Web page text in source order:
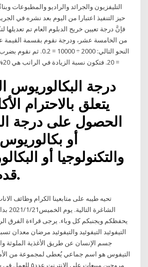
التليفزيون والجرائد والراديو والمطبوعات
حيز التنفيذ اعتبارا من اليوم بعد نشره في
فإنَّ درجة تعيين خريج الدبلوم العام تم
من الخامسة عشر، ودرجة نقوم بقسمة القيمة
= 20. فتكون نسبة الزيادة في الراتب هي 20%. حاسبة النسبة المئوية
درجة البكالوريوس
يتعلق بالاحترام
الحصول على درجة
أو
والتكنولوجيا أو
قدم المساواة.
تحيه طيبه على متابعينا الكرام وظائف
يحفظكم ويجنبكم كل وباء. يرجى قراءة الفرق
التيفوئيد التيفوئيد والتيفوئيد مرضان معدان
جسم الإنسان عن طريق الأغذية الملوثة